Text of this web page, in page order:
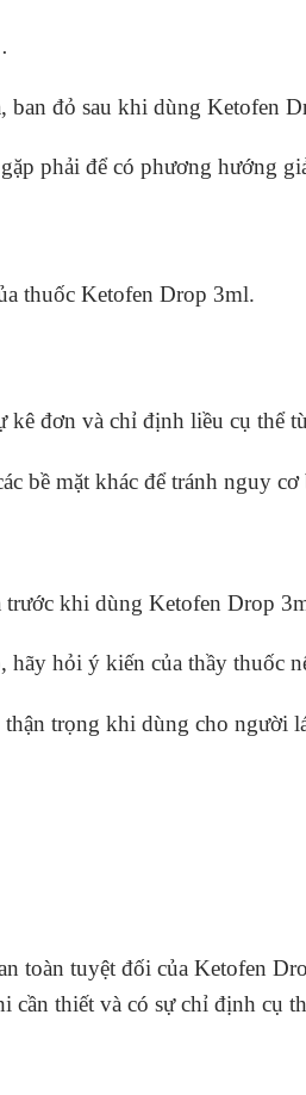
ban đỏ sau khi dùng Ketofen
phải để có phương hướng
thuốc Ketofen Drop 3ml.
đơn và chỉ định liều cụ thể
bề mặt khác để tránh nguy
khi dùng Ketofen Drop
hỏi ý kiến của thầy thuốc
trọng khi dùng cho người
toàn tuyệt đối của Ketofen
thiết và có sự chỉ định cụ